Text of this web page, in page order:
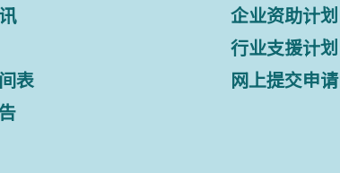
表
企业资助计划
行业支援计划
网上提交申请